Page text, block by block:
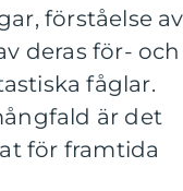
förståelse av
deras för- och
fåglar.
är det
för framtida